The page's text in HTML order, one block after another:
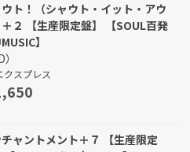
ト！（シャウト・イット・アウ
＋２ 【生産限定盤】 【SOUL百発
】
クスプレス
ャントメント＋７ 【生産限定